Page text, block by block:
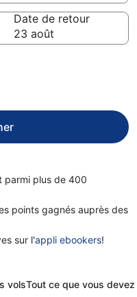
Date de retour
23 août
parmi plus de 400
points gagnés auprès des
sur l'appli ebookers!
volsTout ce que vous